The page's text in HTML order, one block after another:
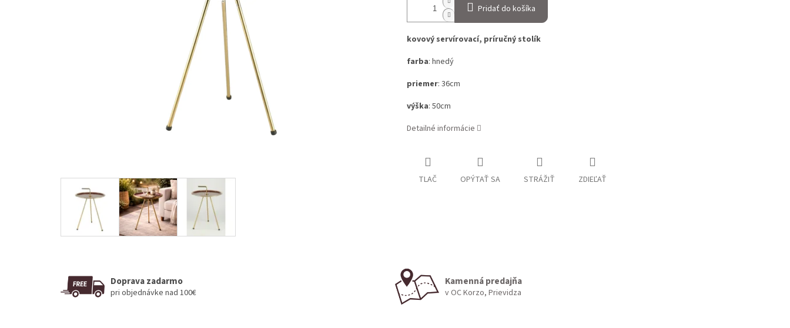
Pridať do košíka
kovový servírovací, príručný stolík
farba: hnedý
priemer: 36cm
výška: 50cm
Detailné informácie
TLAČ OPÝTAŤ SA STRÁŽIŤ ZDIEĽAŤ
Doprava zadarmo
pri objednávke nad 100€
Kamenná predajňa
v OC Korzo, Prievidza